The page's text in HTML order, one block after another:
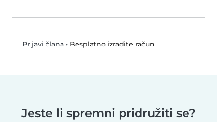
Prijavi člana• Besplatno izradite račun
Jeste li spremni pridružiti se?